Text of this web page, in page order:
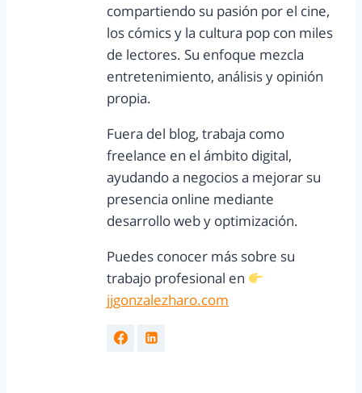
compartiendo su pasión por el cine,
los cómics y la cultura pop con miles
de lectores. Su enfoque mezcla
entretenimiento, análisis y opinión
propia.
Fuera del blog, trabaja como
freelance en el ámbito digital,
ayudando a negocios a mejorar su
presencia online mediante
desarrollo web y optimización.
Puedes conocer más sobre su
trabajo profesional en
jjgonzalezharo.com